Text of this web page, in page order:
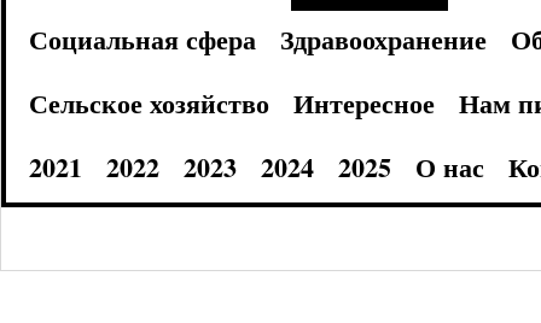
Социальная сфера
Здравоохранение
Сельское хозяйство
Интересное
Нам
2021
2022 2023 2024 2025 О нас